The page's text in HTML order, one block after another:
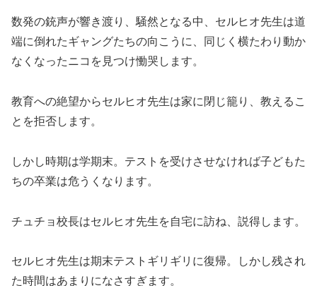
数発の銃声が響き渡り、騒然となる中、セルヒオ先生は道
端に倒れたギャングたちの向こうに、同じく横たわり動か
なくなったニコを見つけ慟哭します。
教育への絶望からセルヒオ先生は家に閉じ籠り、教えるこ
とを拒否します。
しかし時期は学期末。テストを受けさせなければ子どもた
ちの卒業は危うくなります。
チュチョ校長はセルヒオ先生を自宅に訪ね、説得します。
セルヒオ先生は期末テストギリギリに復帰。しかし残され
た時間はあまりになさすぎます。